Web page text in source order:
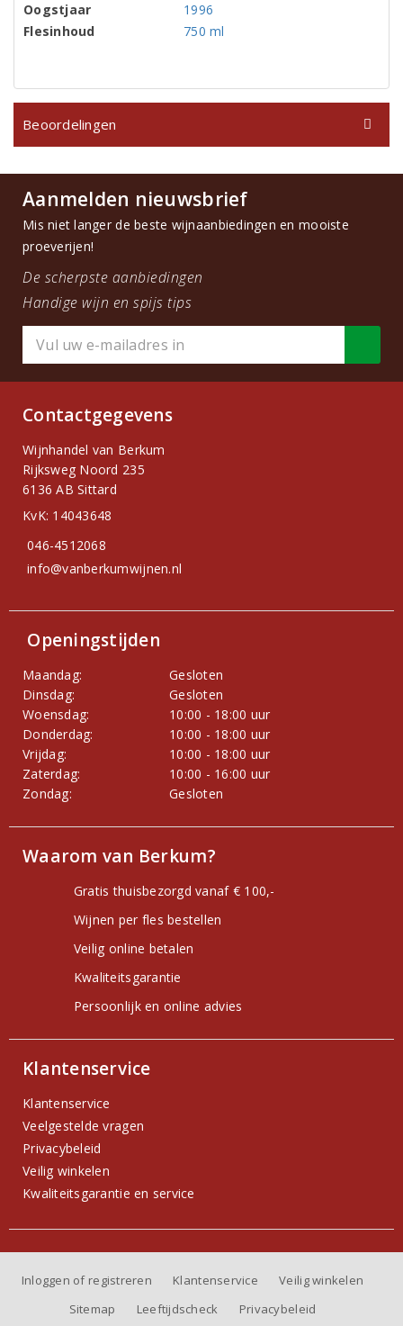
Oogstjaar
1996
Flesinhoud
750 ml
Beoordelingen
Aanmelden nieuwsbrief
Mis niet langer de beste wijnaanbiedingen en mooiste
proeverijen!
De scherpste aanbiedingen
Handige wijn en spijs tips
Contactgegevens
Wijnhandel van Berkum
Rijksweg Noord 235
6136 AB Sittard
KvK: 14043648
046-4512068
info@vanberkumwijnen.nl
Openingstijden
Maandag:
Gesloten
Dinsdag:
Gesloten
Woensdag:
10:00 - 18:00 uur
Donderdag:
10:00 - 18:00 uur
Vrijdag:
10:00 - 18:00 uur
Zaterdag:
10:00 - 16:00 uur
Zondag:
Gesloten
Waarom van Berkum?
Gratis thuisbezorgd vanaf € 100,-
Wijnen per fles bestellen
Veilig online betalen
Kwaliteitsgarantie
Persoonlijk en online advies
Klantenservice
Klantenservice
Veelgestelde vragen
Privacybeleid
Veilig winkelen
Kwaliteitsgarantie en service
Inloggen of registreren Klantenservice
Veilig winkelen
Sitemap
Leeftijdscheck Privacybeleid